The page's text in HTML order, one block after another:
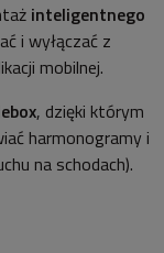
inteligentnego
i wyłączać z
mobilnej.
, dzięki którym
harmonogramy i
na schodach).